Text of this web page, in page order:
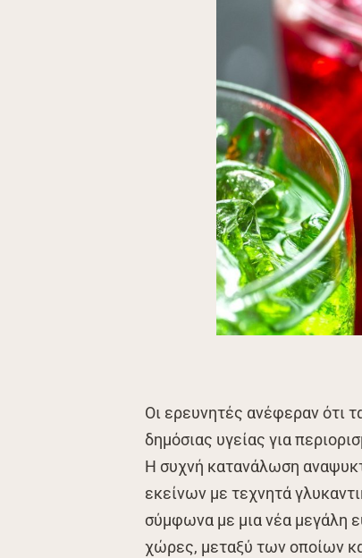
Oι ερευνητές ανέφεραν ότι
δημόσιας υγείας για
Η συχνή κατανάλωση
εκείνων με τεχνητά
σύμφωνα με μια νέα μεγάλη
χώρες, μεταξύ των οποίων